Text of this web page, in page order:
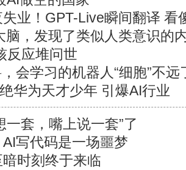
业！GPT-Live瞬间翻译 看
脑，发现了类似人类意识的
反应堆问世
会学习的机器人“细胞”不远
华为天才少年 引爆AI行业
一套，嘴上说一套”了
写代码是一场噩梦
时刻终于来临